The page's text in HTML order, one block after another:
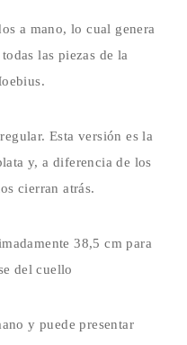
a mano, lo cual genera
las piezas de la
Esta versión es la
y, a diferencia de los
cierran atrás.
38,5 cm para
del cuello
y puede presentar